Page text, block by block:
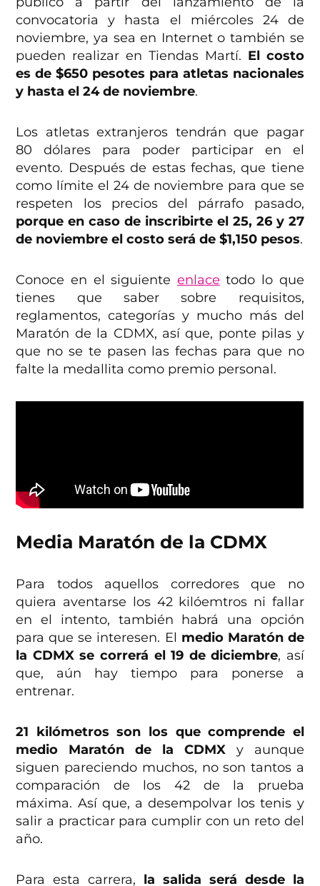
convocatoria y hasta el miércoles 24 de
noviembre, ya sea en Internet o también se
pueden realizar en Tiendas Martí. El costo
es de $650 pesotes para atletas nacionales
y hasta el 24 de noviembre.
Los atletas extranjeros tendrán que pagar
80 dólares para poder participar en el
evento. Después de estas fechas, que tiene
como límite el 24 de noviembre para que se
respeten los precios del párrafo pasado,
porque en caso de inscribirte el 25, 26 y 27
de noviembre el costo será de $1,150 pesos.
Conoce en el siguiente enlace todo lo que
tienes que saber sobre requisitos,
reglamentos, categorías y mucho más del
Maratón de la CDMX, así que, ponte pilas y
que no se te pasen las fechas para que no
falte la medallita como premio personal.
Media Maratón de la CDMX
Para todos aquellos corredores que no
quiera aventarse los 42 kilóemtros ni fallar
en el intento, también habrá una opción
para que se interesen. El medio Maratón de
la CDMX se correrá el 19 de diciembre, así
que, aún hay tiempo para ponerse a
entrenar.
21 kilómetros son los que comprende el
medio Maratón de la CDMXy aunque
siguen pareciendo muchos, no son tantos a
comparación de los 42 de la prueba
máxima. Así que, a desempolvar los tenis y
salir a practicar para cumplir con un reto del
año.
Para esta carrera, la salida será desde la